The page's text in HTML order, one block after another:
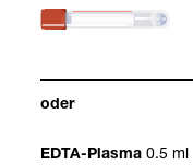
oder
EDTA-​Plasma 0.5 ml